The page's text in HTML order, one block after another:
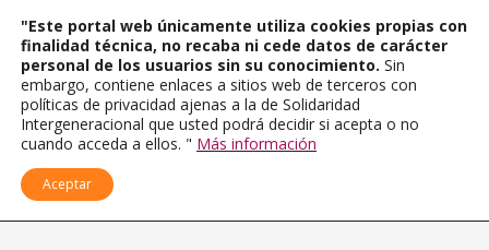
"Este portal web únicamente utiliza cookies propias con
finalidad técnica, no recaba ni cede datos de carácter
personal de los usuarios sin su conocimiento. Sin
embargo, contiene enlaces a sitios web de terceros con
políticas de privacidad ajenas a la de Solidaridad
Intergeneracional que usted podrá decidir si acepta o no
cuando acceda a ellos. " Más información
Aceptar